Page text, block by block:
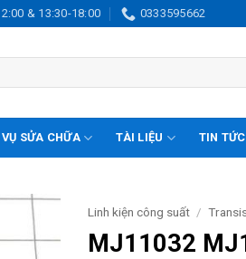
& 13:30-18:00 0333595662
SỬA CHỮA TÀI LIỆU TIN TỨC
Linh kiện công suất /
MJ11032